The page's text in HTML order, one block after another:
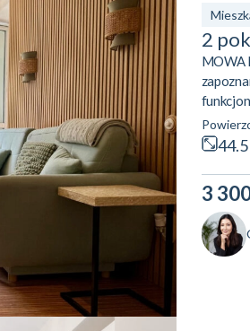
2
MOWA
pokoju
44.5
3